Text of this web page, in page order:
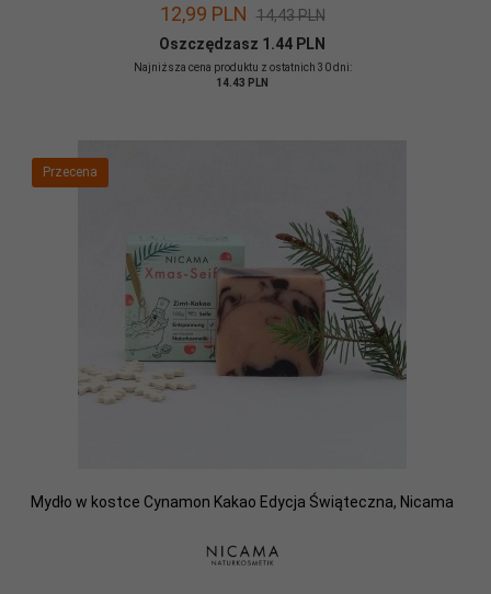
12,99 PLN 14,43 PLN
Oszczędzasz 1.44 PLN
Najniższa cena produktu z ostatnich 30 dni:
14.43 PLN
Przecena
Mydło w kostce Cynamon Kakao Edycja Świąteczna, Nicama